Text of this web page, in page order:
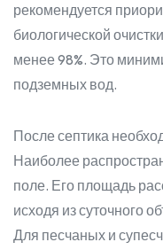
рекомендуется
биологической
менее 98%. Это
подземных вод.
После септика
Наиболее
поле. Его площадь
исходя из суточного
Для песчаных и